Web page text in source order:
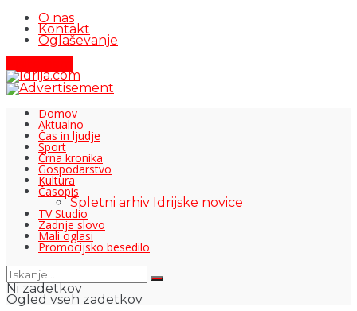
O nas
Kontakt
Oglaševanje
Domov
Aktualno
Čas in ljudje
Šport
Črna kronika
Gospodarstvo
Kultura
Časopis
Spletni arhiv Idrijske novice
TV Studio
Zadnje slovo
Mali oglasi
Promocijsko besedilo
Ni zadetkov
Ogled vseh zadetkov